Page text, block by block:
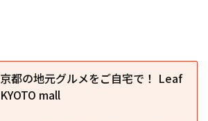
京都の地元グルメをご自宅で！ Leaf
KYOTO mall